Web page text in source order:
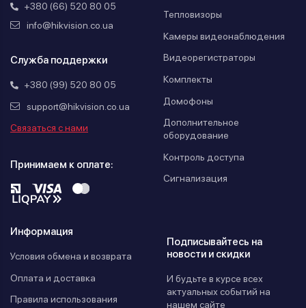
+380 (66) 520 80 05
info@hikvision.co.ua
Служба поддержки
+380 (99) 520 80 05
support@hikvision.co.ua
Связаться с нами
Принимаем к оплате:
Тепловизоры
Камеры видеонаблюдения
Видеорегистраторы
Комплекты
Домофоны
Дополнительное
оборудование
Контроль доступа
Сигнализация
Информация
Условия обмена и возврата
Оплата и доставка
Правила использования
Подписывайтесь на
новости и скидки
И будьте в курсе всех
актуальных событий на
нашем сайте